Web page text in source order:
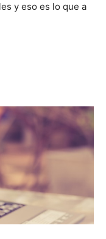
y eso es lo que a